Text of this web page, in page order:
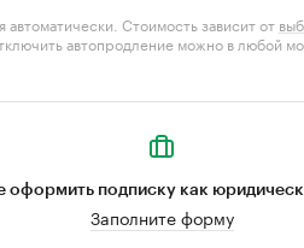
автоматически. Стоимость зависит от
автопродление можно в любой
оформить подписку как
Заполните форму